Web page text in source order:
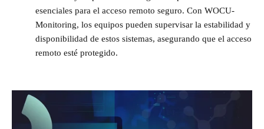
esenciales para el acceso remoto seguro. Con WOCU-
Monitoring, los equipos pueden supervisar la estabilidad y
disponibilidad de estos sistemas, asegurando que el acceso
remoto esté protegido.